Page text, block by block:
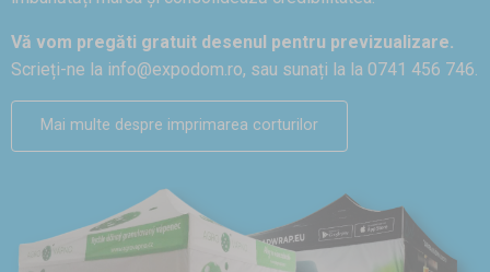
Vă vom pregăti gratuit desenul pentru previzualizare.
Scrieți-ne la info@expodom.ro, sau sunați la la 0741 456 746.
Mai multe despre imprimarea corturilor